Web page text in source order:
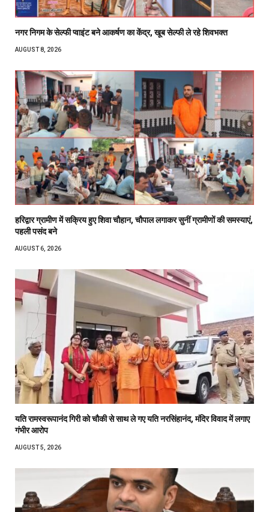
नगर निगम के सेल्फी प्वाइंट बने आकर्षण का केंद्र, खूब सेल्फी ले रहे शिवभक्त
AUGUST 8, 2026
हरिद्वार ग्रामीण में सक्रिय हुए शिवा चौहान, चौपाल लगाकर सुनीं ग्रामीणों की समस्याएं,
पहली पसंद बने
AUGUST 6, 2026
यति रामस्वरूपानंद गिरी को चौकी से साथ ले गए यति नरसिंहानंद, मंदिर विवाद में लगाए
गंभीर आरोप
AUGUST 5, 2026